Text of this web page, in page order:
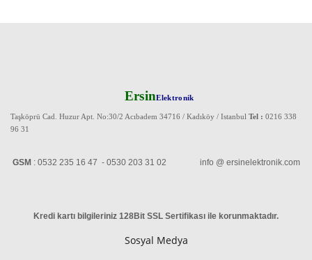
ErsinElektronik
Taşköprü Cad. Huzur Apt. No:30/2 Acıbadem 34716 / Kadıköy / Istanbul Tel : 0216 338
96 31
GSM : 0532 235 16 47 - 0530 203 31 02 info @ ersinelektronik.com
Kredi kartı bilgileriniz 128Bit SSL Sertifikası ile korunmaktadır.
Sosyal Medya